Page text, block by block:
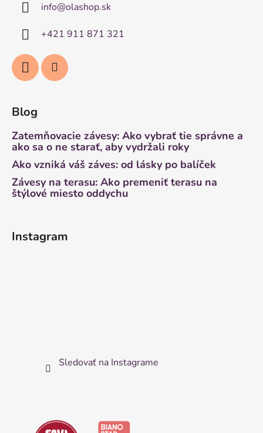
info@olashop.sk
+421 911 871 321
Blog
Zatemňovacie závesy: Ako vybrať tie správne a
ako sa o ne starať, aby vydržali roky
Ako vzniká váš záves: od lásky po balíček
Závesy na terasu: Ako premeniť terasu na
štýlové miesto oddychu
Instagram
Sledovať na Instagrame